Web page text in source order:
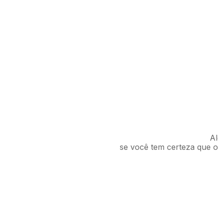
se você tem certeza que